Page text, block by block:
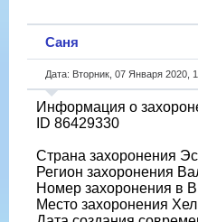
Саня
Дата: Вторник, 07 Января 2020,
Информация о
ID 86429330
Страна захоронения
Регион захоронения
Номер захоронения в
Место захоронения